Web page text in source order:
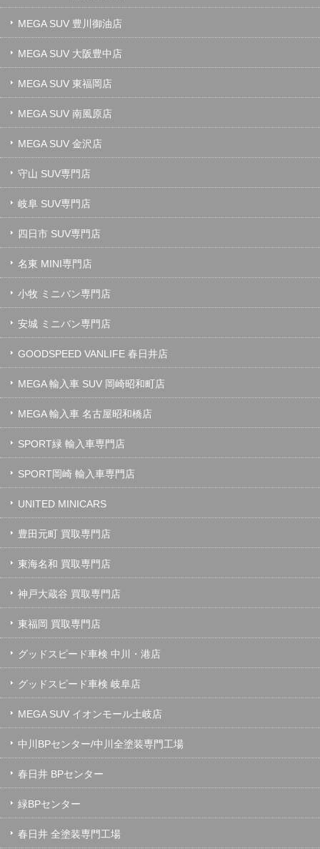
MEGA SUV 豊川御油店
MEGA SUV 大阪豊中店
MEGA SUV 東福岡店
MEGA SUV 南風原店
MEGA SUV 金沢店
守山 SUV専門店
岐阜 SUV専門店
四日市 SUV専門店
名東 MINI専門店
小牧 ミニバン専門店
安城 ミニバン専門店
GOODSPEED VANLIFE 春日井店
MEGA 輸入車 SUV 岡崎昭和町店
MEGA 輸入車 名古屋昭和橋店
SPORT緑 輸入車専門店
SPORT岡崎 輸入車専門店
UNITED MINICARS
豊田元町 買取専門店
東海名和 買取専門店
神戸大蔵谷 買取専門店
東福岡 買取専門店
グッドスピード車検 中川・港店
グッドスピード車検 岐阜店
MEGA SUV イオンモール土岐店
中川BPセンター/中川全塗装専門工場
春日井 BPセンター
緑BPセンター
春日井 全塗装専門工場